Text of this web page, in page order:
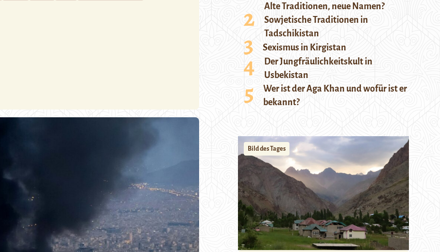
Alte Traditionen, neue Namen?
Sowjetische Traditionen in
Tadschikistan
Sexismus in Kirgistan
Der Jungfräulichkeitskult in
Usbekistan
Wer ist der Aga Khan und wofür ist er
bekannt?
Bild des Tages